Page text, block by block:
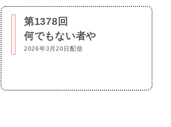
第1378回
何でもない者や
2026年3月20日配信